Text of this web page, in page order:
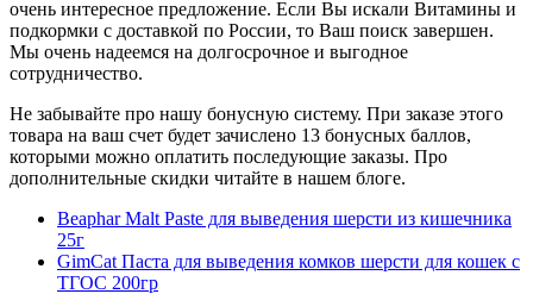
очень интересное предложение. Если Вы искали Витамины и
подкормки с доставкой по России, то Ваш поиск завершен.
Мы очень надеемся на долгосрочное и выгодное
сотрудничество.
Не забывайте про нашу бонусную систему. При заказе этого
товара на ваш счет будет зачислено 13 бонусных баллов,
которыми можно оплатить последующие заказы. Про
дополнительные скидки читайте в нашем блоге.
Beaphar Malt Pastе для выведения шерсти из кишечника
25г
GimCat Паста для выведения комков шерсти для кошек с
ТГОС 200гр